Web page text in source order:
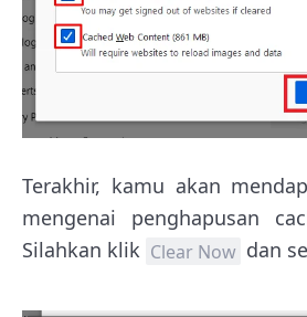
Terakhir, kamu akan
mengenai penghapusan
Silahkan klik Clear Now dan